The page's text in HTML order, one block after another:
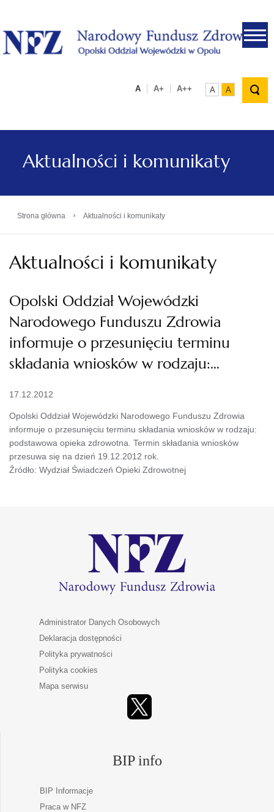
.
A A+ A++ A A
Aktualności i komunikaty
Strona główna › Aktualności i komunikaty
Aktualności i komunikaty
Opolski Oddział Wojewódzki
Narodowego Funduszu Zdrowia
informuje o przesunięciu terminu
składania wniosków w rodzaju:…
17.12.2012
Opolski Oddział Wojewódzki Narodowego Funduszu Zdrowia
informuje o przesunięciu terminu składania wniosków w rodzaju:
podstawowa opieka zdrowotna. Termin składania wniosków
przesuwa się na dzień 19.12.2012 rok.
Źródło: Wydział Świadczeń Opieki Zdrowotnej
Administrator Danych Osobowych
Deklaracja dostępności
Polityka prywatności
Polityka cookies
Mapa serwisu
BIP info
BIP Informacje
Praca w NFZ